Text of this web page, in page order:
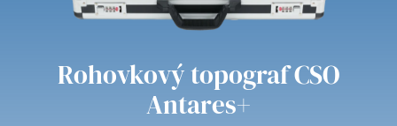
Rohovkový topograf CSO
Antares+